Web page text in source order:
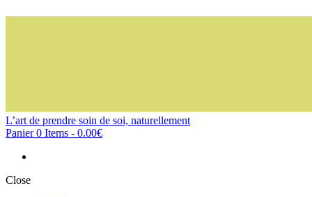
L’art de prendre soin de soi, naturellement
Panier 0 Items - 0.00€
Close